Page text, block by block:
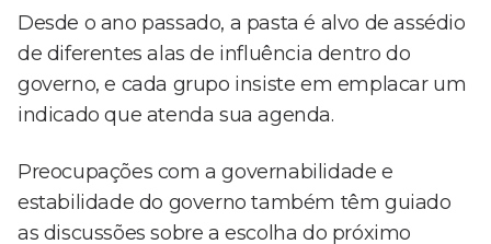
Desde o ano passado, a pasta é alvo de assédio
de diferentes alas de influência dentro do
governo, e cada grupo insiste em emplacar um
indicado que atenda sua agenda.
Preocupações com a governabilidade e
estabilidade do governo também têm guiado
as discussões sobre a escolha do próximo